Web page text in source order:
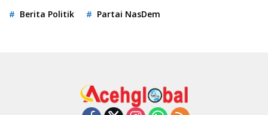
Berita Politik Partai NasDem